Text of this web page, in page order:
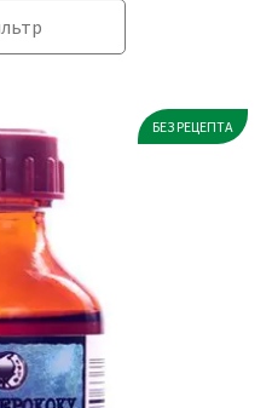
БЕЗ РЕЦЕПТА